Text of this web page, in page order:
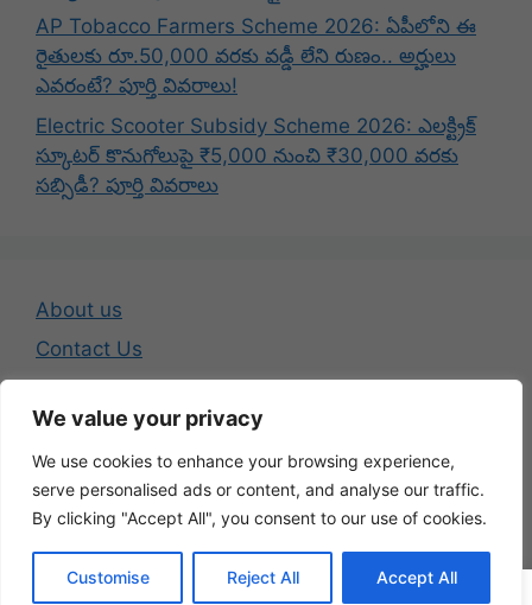
We value your privacy
We use cookies to enhance your browsing experience,
serve personalised ads or content, and analyse our traffic.
By clicking "Accept All", you consent to our use of cookies.
Customise Reject All Accept All
AP Tobacco Farmers Scheme 2026: ఏపీలోని ఈ
రైతులకు రూ.50,000 వరకు వడ్డీ లేని రుణం.. అర్హులు
ఎవరంటే? పూర్తి వివరాలు!
Electric Scooter Subsidy Scheme 2026: ఎలక్ట్రిక్
స్కూటర్ కొనుగోలుపై ₹5,000 నుంచి ₹30,000 వరకు
సబ్సిడీ? పూర్తి వివరాలు
About us
Contact Us
Privacy Policy
Terms And Conditions
© 2026 Telugu Jobs Guru - Latest Telugu Job Updates
• Built withGeneratePress
WA Channel Telegram YouTube FB